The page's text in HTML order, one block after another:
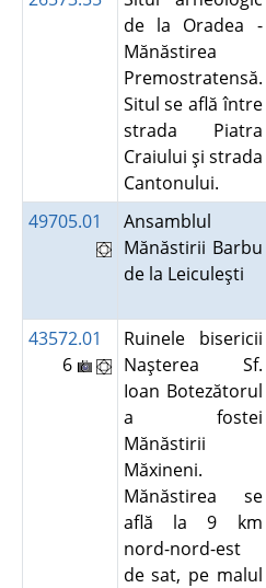
de la Oradea -
Mănăstirea
Premostratensă.
Situl se află între
strada Piatra
Craiului şi strada
Cantonului.
49705.01
Ansamblul
Mănăstirii Barbu
de la Leiculeşti
43572.01
6
Ruinele bisericii
Naşterea Sf.
Ioan Botezătorul
a fostei
Mănăstirii
Măxineni.
Mănăstirea se
află la 9 km
nord-nord-est
de sat, pe malul